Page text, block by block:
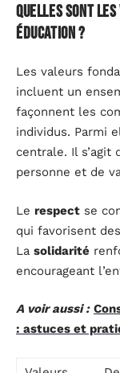
Quelles sont les
éducation ?
Les valeurs
incluent un
façonnent les
individus. Parmi
centrale. Il s’agit
personne et de
Le respect se
qui favorisent
La solidarité
encourageant
A voir aussi :
: astuces et